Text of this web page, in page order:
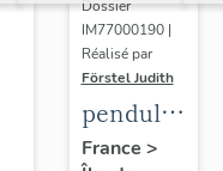
Dossier
IM77000190 |
Réalisé par
Förstel Judith
pendule
et paire
France >